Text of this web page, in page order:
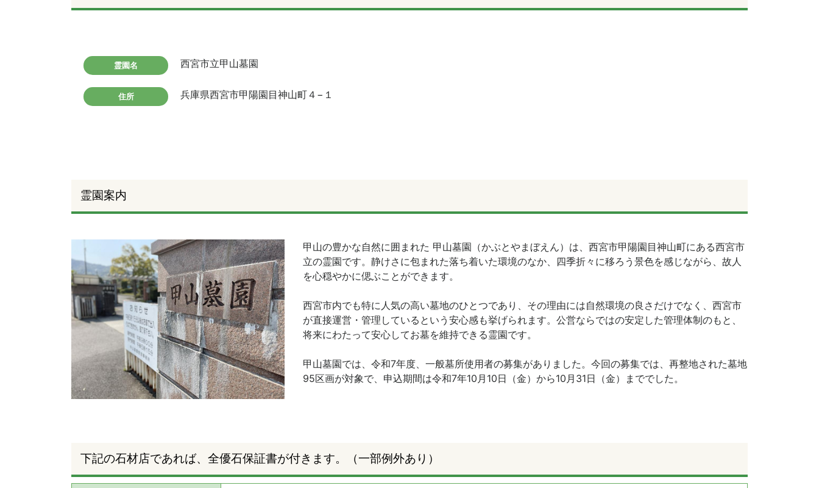
霊園名 西宮市立甲山墓園
住所 兵庫県西宮市甲陽園目神山町４−１
霊園案内
甲山の豊かな自然に囲まれた 甲山墓園（かぶとやまぼえん）は、西宮市甲陽園目神山町にある西宮市
立の霊園です。静けさに包まれた落ち着いた環境のなか、四季折々に移ろう景色を感じながら、故人
を心穏やかに偲ぶことができます。
西宮市内でも特に人気の高い墓地のひとつであり、その理由には自然環境の良さだけでなく、西宮市
が直接運営・管理しているという安心感も挙げられます。公営ならではの安定した管理体制のもと、
将来にわたって安心してお墓を維持できる霊園です。
甲山墓園では、令和7年度、一般墓所使用者の募集がありました。今回の募集では、再整地された墓地
95区画が対象で、申込期間は令和7年10月10日（金）から10月31日（金）まででした。
下記の石材店であれば、全優石保証書が付きます。（一部例外あり）